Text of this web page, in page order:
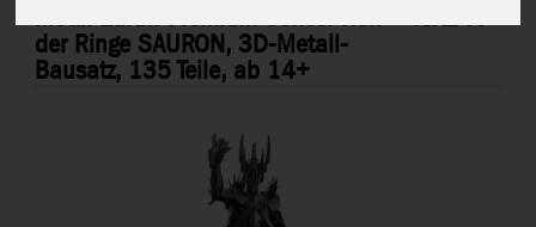
Metal Earth: Premium Series: Herr
der Ringe SAURON, 3D-Metall-
Bausatz, 135 Teile, ab 14+
ICX240